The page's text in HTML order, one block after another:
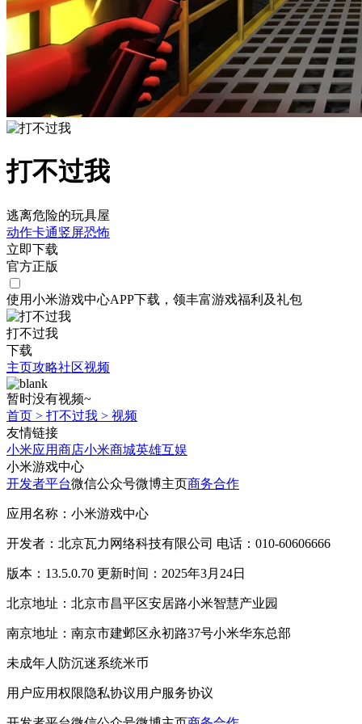
打不过我
逃离危险的玩具屋
动作卡通竖屏恐怖
立即下载
官方正版
使用小米游戏中心APP下载 ，领丰富游戏福利 及礼包
打不过我
下载
主页攻略社区视频
暂时没有视频~
首页 > 打不过我 > 视频
友情链接
小米应用商店小米商城英雄互娱
小米游戏中心
开发者平台微信公众号微博主页商务合作
应用名称：小米游戏中心
开发者：北京瓦力网络科技有限公司 电话：010-60606666
版本：13.5.0.70 更新时间：2025年3月24日
北京地址：北京市昌平区安居路小米智慧产业园
南京地址：南京市建邺区永初路37号小米华东总部
未成年人防沉迷系统米币
用户应用权限隐私协议用户服务协议